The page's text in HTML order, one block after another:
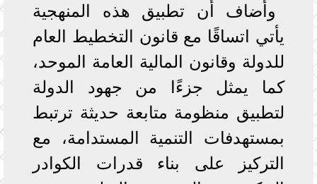
وأضاف أن تطبيق هذه المنهجية
يأتي اتساقًا مع قانون التخطيط العام
للدولة وقانون المالية العامة الموحد،
كما يمثل جزءًا من جهود الدولة
لتطبيق منظومة متابعة حديثة ترتبط
بمستهدفات التنمية المستدامة، مع
التركيز على بناء قدرات الكوادر